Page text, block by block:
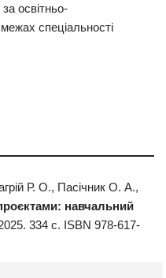
освітньо-
спеціальності
Р. О., Пасічник О. А.,
навчальний
334 с. ISBN 978-617-